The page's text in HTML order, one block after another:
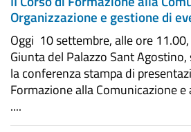
Organizzazione e gestione di
Oggi 10 settembre, alle ore
Giunta del Palazzo Sant
la conferenza stampa di
Formazione alla Comunicazione
....